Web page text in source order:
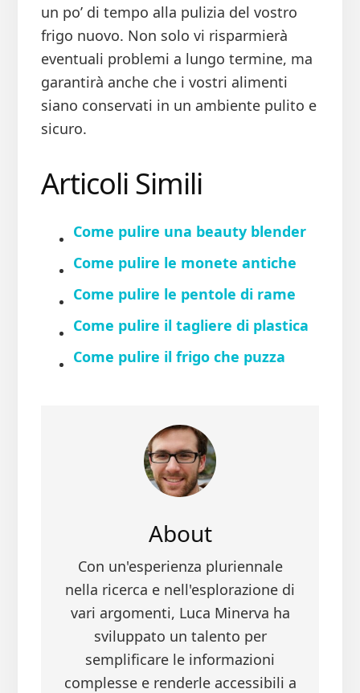
un po’ di tempo alla pulizia del vostro
frigo nuovo. Non solo vi risparmierà
eventuali problemi a lungo termine, ma
garantirà anche che i vostri alimenti
siano conservati in un ambiente pulito e
sicuro.
Articoli Simili
Come pulire una beauty blender
Come pulire le monete antiche
Come pulire le pentole di rame
Come pulire il tagliere di plastica
Come pulire il frigo che puzza
About
Con un'esperienza pluriennale
nella ricerca e nell'esplorazione di
vari argomenti, Luca Minerva ha
sviluppato un talento per
semplificare le informazioni
complesse e renderle accessibili a